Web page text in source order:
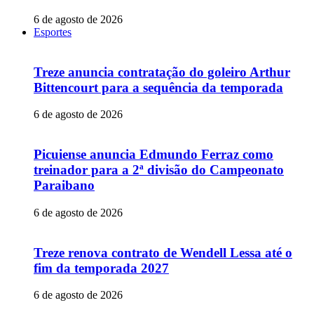
6 de agosto de 2026
Esportes
Treze anuncia contratação do goleiro Arthur
Bittencourt para a sequência da temporada
6 de agosto de 2026
Picuiense anuncia Edmundo Ferraz como
treinador para a 2ª divisão do Campeonato
Paraibano
6 de agosto de 2026
Treze renova contrato de Wendell Lessa até o
fim da temporada 2027
6 de agosto de 2026